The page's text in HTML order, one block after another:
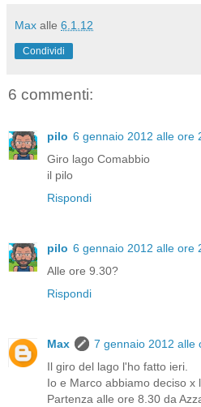
Max alle 6.1.12
Condividi
6 commenti:
pilo 6 gennaio 2012 alle ore
Giro lago Comabbio
il pilo
Rispondi
pilo 6 gennaio 2012 alle ore
Alle ore 9.30?
Rispondi
Max
7 gennaio 2012 alle
Il giro del lago l'ho fatto ieri.
Io e Marco abbiamo deciso x
Partenza alle ore 8.30 da